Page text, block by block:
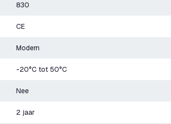
830
CE
Modern
-20°C tot 50°C
Nee
2 jaar